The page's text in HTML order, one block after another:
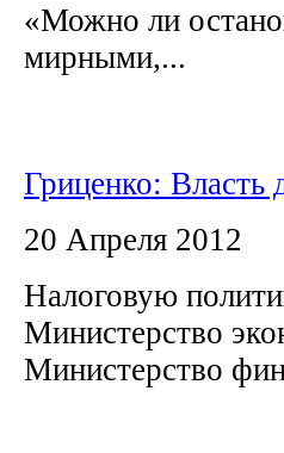
«Можно ли
мирными,...
Гриценко: Власть
20 Апреля 2012
Налоговую
Министерство
Министерство